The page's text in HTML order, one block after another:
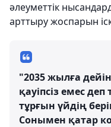
әлеуметтік
арттыру жоспарын
"2035 жылға
қауіпсіз емес
тұрғын үйдің
Сонымен қатар